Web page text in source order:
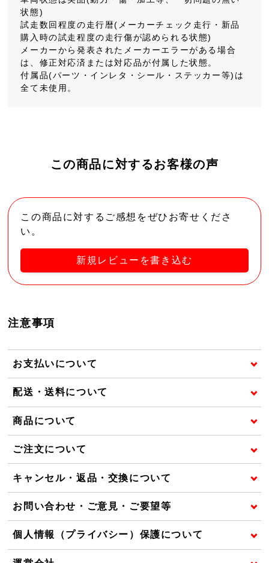
状態)
試走数回程度の走行暦(メーカーチェック走行・新品
購入時の試走程度の走行傷が認められる状態)
メーカーから発表されたメーカーエラーがある場合
は、修正対応済または対応品が付属した状態。
付属品(パーツ・インレタ・シール・ステッカー等)は
全て未使用。
この商品に対するお客様の声
この商品に対するご感想をぜひお寄せくださ
い。
新規レビューを書き込む
注意事項
お支払いについて
配送・送料について
商品について
ご注文について
キャンセル・返品・交換について
お問い合わせ・ご意見・ご要望等
個人情報（プライバシー）保護について